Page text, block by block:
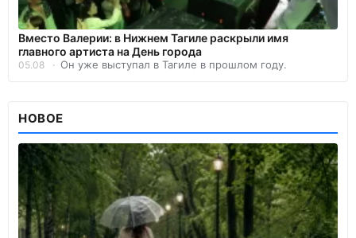
Вместо Валерии: в Нижнем Тагиле раскрыли имя
главного артиста на День города
05.08 Он уже выступал в Тагиле в прошлом году.
НОВОЕ